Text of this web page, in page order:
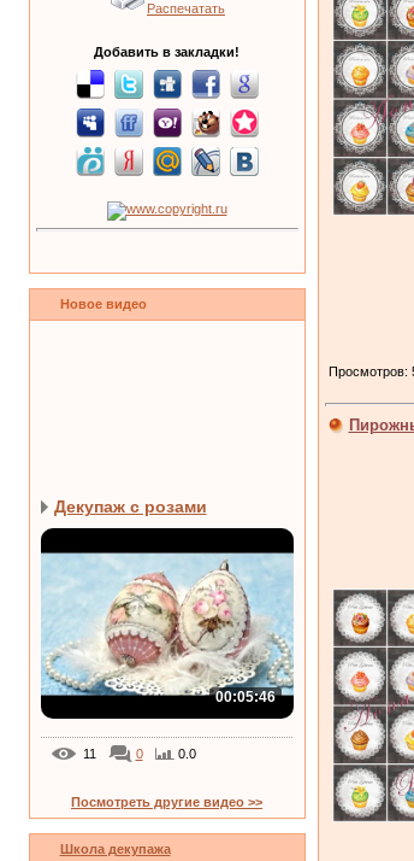
Распечатать
Добавить в закладки!
Новое видео
Декупаж с розами
00:05:46
11 0 0.0
Посмотреть другие видео >>
Школа декупажа
Просмотров: